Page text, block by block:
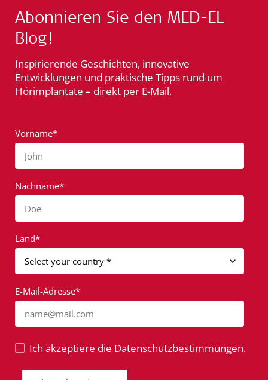
Abonnieren Sie den MED-EL
Blog!
Inspirierende Geschichten, innovative
Entwicklungen und praktische Tipps rund um
Hörimplantate – direkt per E-Mail.
Vorname*
John
Nachname*
Doe
Land*
E-Mail-Adresse*
name@mail.com
Ich akzeptiere die Datenschutzbestimmungen.